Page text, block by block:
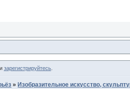
зарегистрируйтесь.
» Изобразительное искусство,